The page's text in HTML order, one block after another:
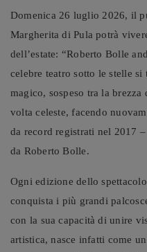
Domenica 26 luglio 2026, il
Margherita di Pula potrà
dell’estate: “Roberto Bolle
celebre teatro sotto le stelle
magico, sospeso tra la
volta celeste, facendo
da record registrati nel 2017
da Roberto Bolle.
Ogni edizione dello
conquista i più grandi
con la sua capacità di unire
artistica, nasce infatti come